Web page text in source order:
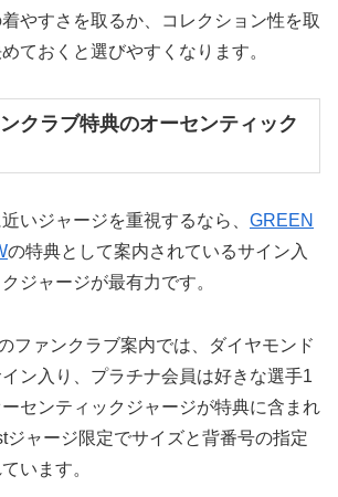
やすさを取るか、コレクション性を取
ておくと選びやすくなります。
クラブ特典のオーセンティック
いジャージを重視するなら、 GREEN
の特典として案内されているサイン入
ジャージが最有力です。
ファンクラブ案内では、ダイヤモンド
ン入り、プラチナ会員は好きな選手1
センティックジャージが特典に含まれ
ジャージ限定でサイズと背番号の指定
います。